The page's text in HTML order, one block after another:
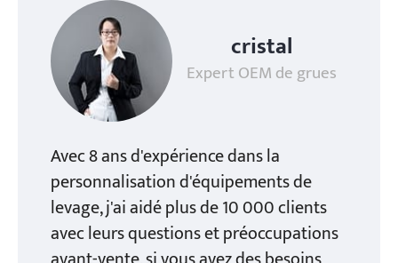
cristal
Expert OEM de grues
Avec 8 ans d'expérience dans la
personnalisation d'équipements de
levage, j'ai aidé plus de 10 000 clients
avec leurs questions et préoccupations